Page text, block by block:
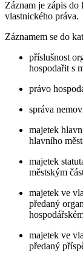
Záznam je zápis do
vlastnického práva.
Záznamem se do
příslušnost
hospodařit s
právo
správa
majetek
hlavního
majetek
městským
majetek ve
předaný
majetek ve
předaný